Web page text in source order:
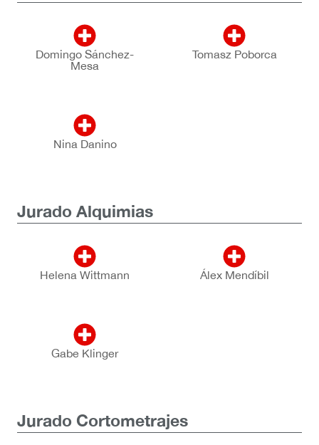
Domingo Sánchez-
Mesa
Tomasz Poborca
Nina Danino
Jurado Alquimias
Helena Wittmann Álex Mendíbil
Gabe Klinger
Jurado Cortometrajes